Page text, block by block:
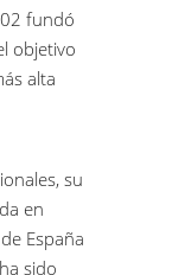
fundó
objetivo
alta
su
en
España
sido